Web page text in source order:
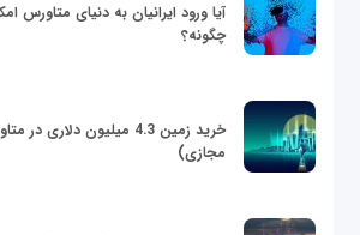
آیا ورود ایرانیان به دنیای متاورس
چگونه؟
خرید زمین 4.3 میلیون
مجازی)